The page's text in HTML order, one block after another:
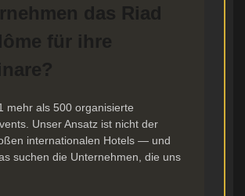
das Riad
für ihre
mehr als 500 organisierte
Unser Ansatz ist nicht der
internationalen Hotels — und
suchen die Unternehmen, die uns